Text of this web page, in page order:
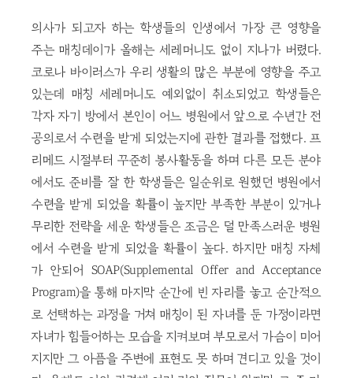
의사가 되고자 하는 학생들의 인생에서 가장 큰 영향을
주는 매칭데이가 올해는 세레머니도 없이 지나가 버렸다.
코로나 바이러스가 우리 생활의 많은 부분에 영향을 주고
있는데 매칭 세레머니도 예외없이 취소되었고 학생들은
각자 자기 방에서 본인이 어느 병원에서 앞으로 수년간 전
공의로서 수련을 받게 되었는지에 관한 결과를 접했다. 프
리메드 시절부터 꾸준히 봉사활동을 하며 다른 모든 분야
에서도 준비를 잘 한 학생들은 일순위로 원했던 병원에서
수련을 받게 되었을 확률이 높지만 부족한 부분이 있거나
무리한 전략을 세운 학생들은 조금은 덜 만족스러운 병원
에서 수련을 받게 되었을 확률이 높다. 하지만 매칭 자체
가 안되어 SOAP(Supplemental Offer and Acceptance
Program)을 통해 마지막 순간에 빈 자리를 놓고 순간적으
로 선택하는 과정을 거쳐 매칭이 된 자녀를 둔 가정이라면
자녀가 힘들어하는 모습을 지켜보며 부모로서 가슴이 미어
지지만 그 아픔을 주변에 표현도 못 하며 견디고 있을 것이